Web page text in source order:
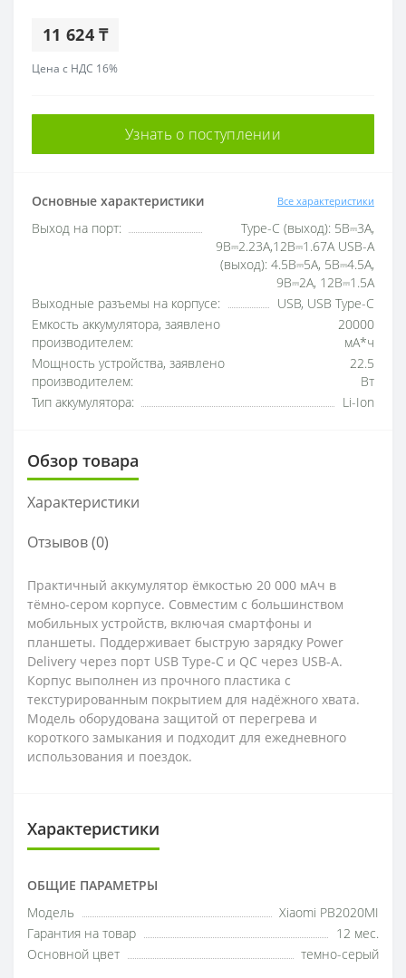
11 624 ₸
Цена с НДС 16%
Узнать о поступлении
Основные характеристики Все характеристики
Выход на порт:
Type-C (выход): 5В⎓3А,
9В⎓2.23А,12В⎓1.67А USB-A
(выход): 4.5В⎓5А, 5В⎓4.5А,
9В⎓2А, 12В⎓1.5А
Выходные разъемы на корпусе:
USB, USB Type-C
Емкость аккумулятора, заявлено
производителем:
20000
мА*ч
Мощность устройства, заявлено
производителем:
22.5
Вт
Тип аккумулятора:
Li-Ion
Обзор товара
Характеристики
Отзывов (0)
Практичный аккумулятор ёмкостью 20 000 мАч в
тёмно-сером корпусе. Совместим с большинством
мобильных устройств, включая смартфоны и
планшеты. Поддерживает быструю зарядку Power
Delivery через порт USB Type-C и QC через USB-A.
Корпус выполнен из прочного пластика с
текстурированным покрытием для надёжного хвата.
Модель оборудована защитой от перегрева и
короткого замыкания и подходит для ежедневного
использования и поездок.
Характеристики
ОБЩИЕ ПАРАМЕТРЫ
Модель
Xiaomi PB2020MI
Гарантия на товар
12 мес.
Основной цвет
темно-серый